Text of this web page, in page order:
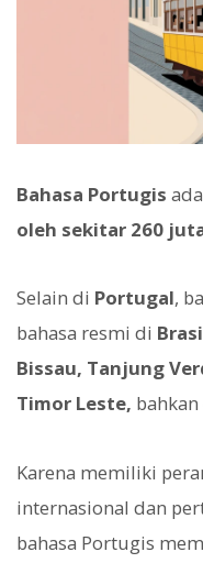
Bahasa Portugis
oleh sekitar 260
Selain di Portugal,
bahasa resmi di
Bissau, Tanjung
Timor Leste,
Karena memiliki
internasional dan
bahasa Portugis